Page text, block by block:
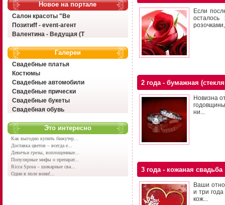
Новое на портале
Салон красоты "Ве
Позитиff - event-агент
Валентина - Ведущая (Т
Галереи
Свадебные платья
Костюмы
Свадебные автомобили
Свадебные прически
Свадебные букеты
Свадебная обувь
Это интересно
Как выгодно купить бижутер...
Доставка цветов – всегда е...
Девичьи грезы, воплощенные...
Популярные мифы о препарат...
Ricca Sposa – шикарные сва...
Один в поле воин!...
Если
2 года - бумажная
Новизна
ни...
3 года - кожаная свадьба
Ваши
и три
кож...